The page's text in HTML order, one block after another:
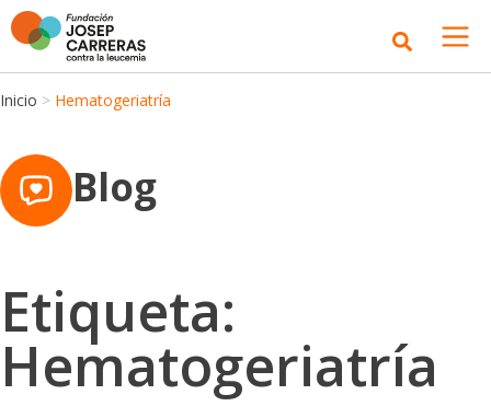
Inicio > Hematogeriatría
Blog
Etiqueta:
Hematogeriatría